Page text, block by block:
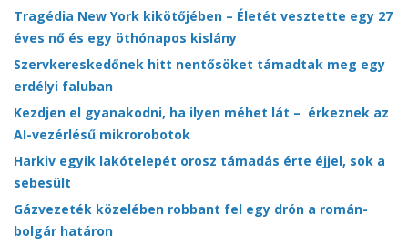
Tragédia New York kikötőjében – Életét vesztette egy 27
éves nő és egy öthónapos kislány
Szervkereskedőnek hitt nentősöket támadtak meg egy
erdélyi faluban
Kezdjen el gyanakodni, ha ilyen méhet lát – érkeznek az
AI-vezérlésű mikrorobotok
Harkiv egyik lakótelepét orosz támadás érte éjjel, sok a
sebesült
Gázvezeték közelében robbant fel egy drón a román-
bolgár határon